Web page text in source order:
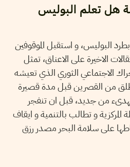
هل تعلم البوليس
البوليس، و استقبل الموقوفين
الاخيرة على الاعناق، تمثل
الاجتماعي الثوري الذي تعيشه
من القصرين قبل مدة قصيرة
من جديد، قبل ان تنفجر
و تطالب بالتنمية و ايقاف
على سلامة البحر مصدر رزق